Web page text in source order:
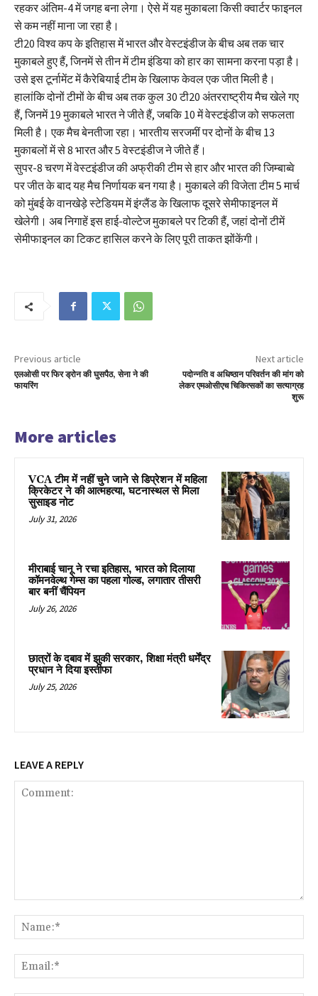
रहकर अंतिम-4 में जगह बना लेगा। ऐसे में यह मुकाबला किसी क्वार्टर फाइनल
से कम नहीं माना जा रहा है।
टी20 विश्व कप के इतिहास में भारत और वेस्टइंडीज के बीच अब तक चार
मुकाबले हुए हैं, जिनमें से तीन में टीम इंडिया को हार का सामना करना पड़ा है।
उसे इस टूर्नामेंट में कैरेबियाई टीम के खिलाफ केवल एक जीत मिली है।
हालांकि दोनों टीमों के बीच अब तक कुल 30 टी20 अंतरराष्ट्रीय मैच खेले गए
हैं, जिनमें 19 मुकाबले भारत ने जीते हैं, जबकि 10 में वेस्टइंडीज को सफलता
मिली है। एक मैच बेनतीजा रहा। भारतीय सरजमीं पर दोनों के बीच 13
मुकाबलों में से 8 भारत और 5 वेस्टइंडीज ने जीते हैं।
सुपर-8 चरण में वेस्टइंडीज की अफ्रीकी टीम से हार और भारत की जिम्बाब्वे
पर जीत के बाद यह मैच निर्णायक बन गया है। मुकाबले की विजेता टीम 5 मार्च
को मुंबई के वानखेड़े स्टेडियम में इंग्लैंड के खिलाफ दूसरे सेमीफाइनल में
खेलेगी। अब निगाहें इस हाई-वोल्टेज मुकाबले पर टिकी हैं, जहां दोनों टीमें
सेमीफाइनल का टिकट हासिल करने के लिए पूरी ताकत झोंकेंगी।
Previous article
एलओसी पर फिर ड्रोन की घुसपैठ, सेना ने की
फायरिंग
Next article
पदोन्नति व अधिष्ठान परिवर्तन की मांग को
लेकर एमओसीएच चिकित्सकों का सत्याग्रह
शुरू
More articles
VCA टीम में नहीं चुने जाने से डिप्रेशन में महिला
क्रिकेटर ने की आत्महत्या, घटनास्थल से मिला
सुसाइड नोट
July 31, 2026
मीराबाई चानू ने रचा इतिहास, भारत को दिलाया
कॉमनवेल्थ गेम्स का पहला गोल्ड, लगातार तीसरी
बार बनीं चैंपियन
July 26, 2026
छात्रों के दबाव में झुकी सरकार, शिक्षा मंत्री धर्मेंद्र
प्रधान ने दिया इस्तीफा
July 25, 2026
LEAVE A REPLY